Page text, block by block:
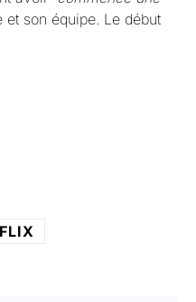
son équipe. Le début